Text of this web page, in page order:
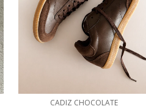
CADIZ CHOCOLATE